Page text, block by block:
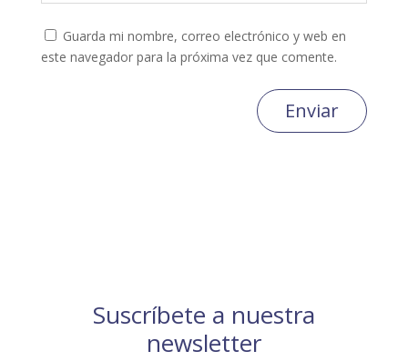
Guarda mi nombre, correo electrónico y web en
este navegador para la próxima vez que comente.
Enviar
Suscríbete a nuestra
newsletter